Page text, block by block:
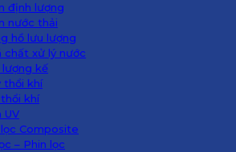
định lượng
nước thải
hồ lưu lượng
chất xử lý nước
lượng kế
thổi khí
khí
UV
Composite
– Phin lọc